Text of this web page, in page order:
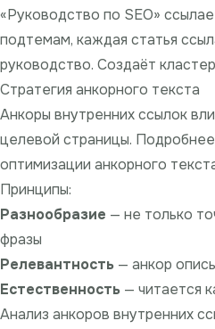
«Руководство по SEO»
подтемам, каждая статья
руководство. Создаёт
Стратегия анкорного текста
Анкоры внутренних ссылок
целевой страницы.
оптимизации анкорного
Принципы:
Разнообразие — не только
фразы
Релевантность — анкор
Естественность — читается
Анализ анкоров внутренних